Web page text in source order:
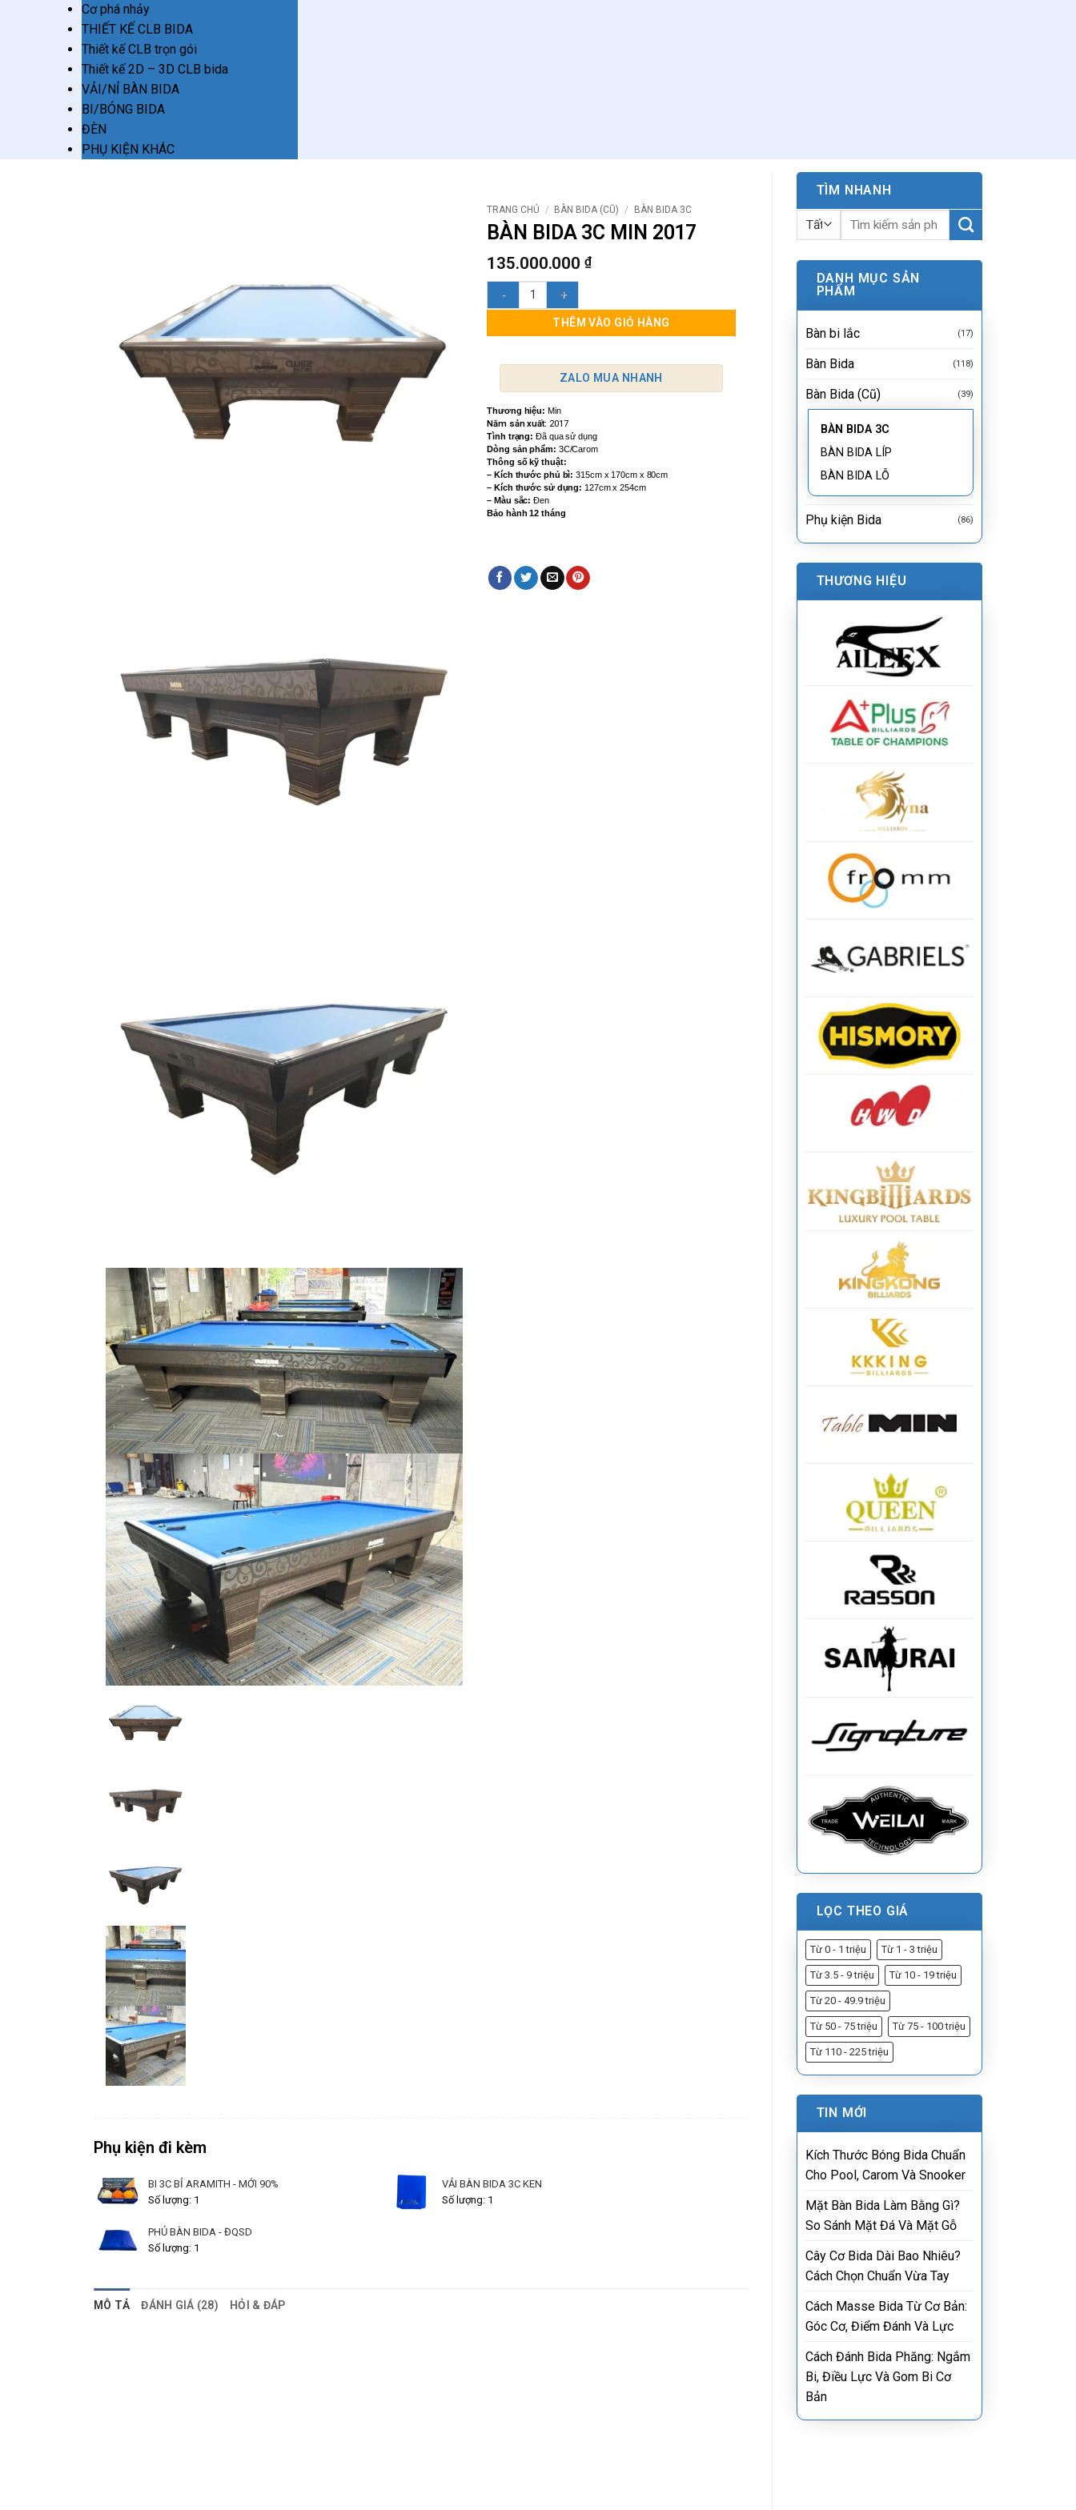
Cơ phá nhảy
THIẾT KẾ CLB BIDA
Thiết kế CLB trọn gói
Thiết kế 2D – 3D CLB bida
VẢI/NỈ BÀN BIDA
BI/BÓNG BIDA
ĐÈN
PHỤ KIỆN KHÁC
TÌM NHANH
Tìm
kiếm:
DANH MỤC SẢN
PHẨM
Bàn bi lắc (17)
Bàn Bida (118)
Bàn Bida (Cũ) (39)
BÀN BIDA 3C
BÀN BIDA LÍP
BÀN BIDA LỖ
Phụ kiện Bida (86)
THƯƠNG HIỆU
LỌC THEO GIÁ
Từ 0 - 1 triệu Từ 1 - 3 triệu
Từ 3.5 - 9 triệu Từ 10 - 19 triệu
Từ 20 - 49.9 triệu
Từ 50 - 75 triệu Từ 75 - 100 triệu
Từ 110 - 225 triệu
TIN MỚI
Kích Thước Bóng Bida Chuẩn
Cho Pool, Carom Và Snooker
Mặt Bàn Bida Làm Bằng Gì?
So Sánh Mặt Đá Và Mặt Gỗ
Cây Cơ Bida Dài Bao Nhiêu?
Cách Chọn Chuẩn Vừa Tay
Cách Masse Bida Từ Cơ Bản:
Góc Cơ, Điểm Đánh Và Lực
Cách Đánh Bida Phăng: Ngắm
Bi, Điều Lực Và Gom Bi Cơ
Bản
TRANG CHỦ / BÀN BIDA (CŨ) / BÀN BIDA 3C
BÀN BIDA 3C MIN 2017
135.000.000₫
THÊM VÀO GIỎ HÀNG
ZALO MUA NHANH
Thương hiệu: Min
Năm sản xuất: 2017
Tình trạng: Đã qua sử dụng
Dòng sản phẩm: 3C/Carom
Thông số kỹ thuật:
– Kích thước phủ bì: 315cm x 170cm x 80cm
– Kích thước sử dụng: 127cm x 254cm
– Màu sắc: Đen
Bảo hành 12 tháng
Phụ kiện đi kèm
BI 3C BỈ ARAMITH - MỚI 90%
Số lượng: 1
VẢI BÀN BIDA 3C KEN
Số lượng: 1
PHỦ BÀN BIDA - ĐQSD
Số lượng: 1
MÔ TẢ ĐÁNH GIÁ (28) HỎI & ĐÁP